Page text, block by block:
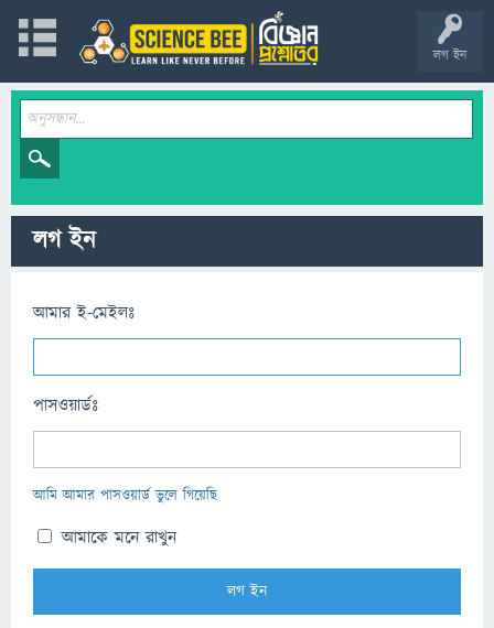
লগ ইন
লগ ইন
আমার ই-মেইলঃ
পাসওয়ার্ডঃ
আমি আমার পাসওয়ার্ড ভুলে গিয়েছি
আমাকে মনে রাখুন